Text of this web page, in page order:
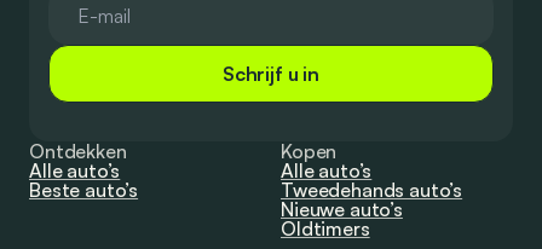
Schrijf u in
Ontdekken
Alle auto’s
Beste auto’s
Kopen
Alle auto’s
Tweedehands auto’s
Nieuwe auto’s
Oldtimers